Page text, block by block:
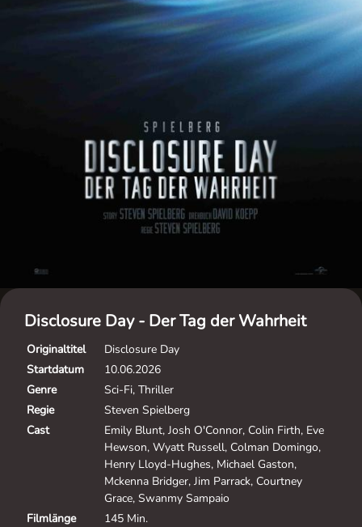
Disclosure Day - Der Tag der Wahrheit
Originaltitel
Disclosure Day
Startdatum
10.06.2026
Genre
Sci-Fi, Thriller
Regie
Steven Spielberg
Cast
Emily Blunt, Josh O'Connor, Colin Firth, Eve
Hewson, Wyatt Russell, Colman Domingo,
Henry Lloyd-Hughes, Michael Gaston,
Mckenna Bridger, Jim Parrack, Courtney
Grace, Swanmy Sampaio
Filmlänge
145 Min.